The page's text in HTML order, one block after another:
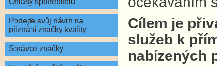
Ohlasy spotřebitelů
Podejte svůj návrh na
přiznání značky kvality
Správce značky
Cílem je
služeb k
nabízených